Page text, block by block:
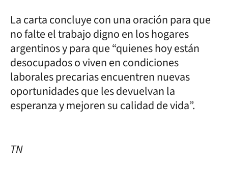
La carta concluye con una oración para que
no falte el trabajo digno en los hogares
argentinos y para que “quienes hoy están
desocupados o viven en condiciones
laborales precarias encuentren nuevas
oportunidades que les devuelvan la
esperanza y mejoren su calidad de vida”.
TN